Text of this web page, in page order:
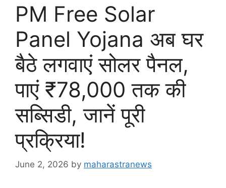
PM Free Solar
Panel Yojana अब घर
बैठे लगवाएं सोलर पैनल,
पाएं ₹78,000 तक की
सब्सिडी, जानें पूरी
प्रक्रिया!
June 2, 2026 by maharastranews